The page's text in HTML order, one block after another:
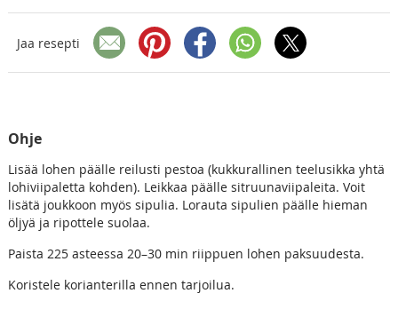
Jaa resepti
Ohje
Lisää lohen päälle reilusti pestoa (kukkurallinen teelusikka yhtä
lohiviipaletta kohden). Leikkaa päälle sitruunaviipaleita. Voit
lisätä joukkoon myös sipulia. Lorauta sipulien päälle hieman
öljyä ja ripottele suolaa.
Paista 225 asteessa 20–30 min riippuen lohen paksuudesta.
Koristele korianterilla ennen tarjoilua.